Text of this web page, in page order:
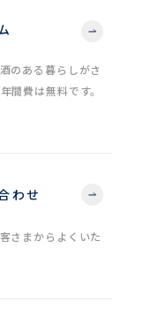
のある暮らしがさ
間費は無料です。
わせ
さまからよくいた